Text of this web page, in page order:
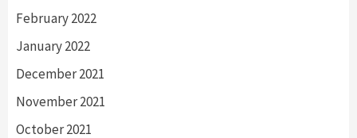
February 2022
January 2022
December 2021
November 2021
October 2021